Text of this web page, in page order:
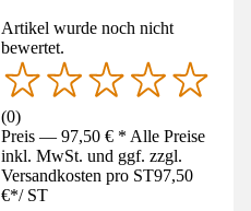
Artikel wurde noch nicht
bewertet.
(0)
Preis — 97,50 € * Alle Preise
inkl. MwSt. und ggf. zzgl.
Versandkosten pro ST97,50
€*/ ST